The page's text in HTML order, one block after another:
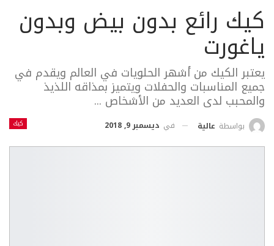
كيك رائع بدون بيض وبدون
ياغورت
يعتبر الكيك من أشهر الحلويات في العالم ويقدم في
جميع المناسبات والحفلات ويتميز بمذاقه اللذيذ
والمحبب لدى العديد من الأشخاص ...
كيك بواسطة عالية في ديسمبر 9, 2018